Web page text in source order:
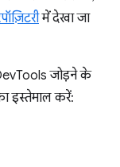
में देखा जा
जोड़ने के
इस्तेमाल करें: